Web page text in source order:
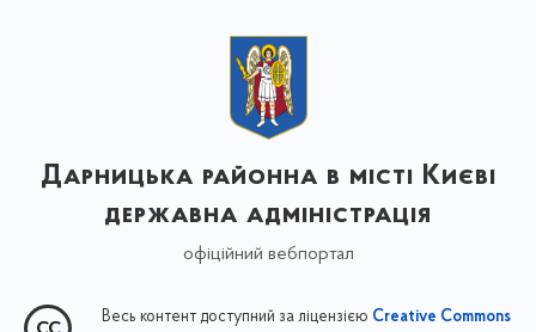
Дарницька районна в місті Києві
державна адміністрація
офіційний вебпортал
Весь контент доступний за ліцензією Creative Commons